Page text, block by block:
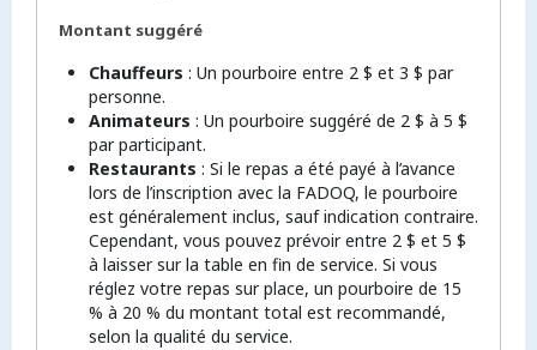
Montant suggéré
Chauffeurs : Un pourboire entre 2 $ et 3 $ par
personne.
Animateurs : Un pourboire suggéré de 2 $ à 5 $
par participant.
Restaurants : Si le repas a été payé à l’avance
lors de l’inscription avec la FADOQ, le pourboire
est généralement inclus, sauf indication contraire.
Cependant, vous pouvez prévoir entre 2 $ et 5 $
à laisser sur la table en fin de service. Si vous
réglez votre repas sur place, un pourboire de 15
% à 20 % du montant total est recommandé,
selon la qualité du service.